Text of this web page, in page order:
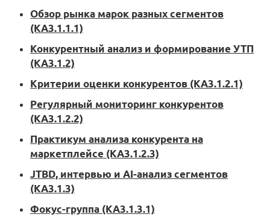
Обзор рынка марок разных сегментов
(KA3.1.1.1)
Конкурентный анализ и формирование УТП
(KA3.1.2)
Критерии оценки конкурентов (KA3.1.2.1)
Регулярный мониторинг конкурентов
(KA3.1.2.2)
Практикум анализа конкурента на
маркетплейсе (KA3.1.2.3)
JTBD, интервью и AI-анализ сегментов
(KA3.1.3)
Фокус-группа (KA3.1.3.1)